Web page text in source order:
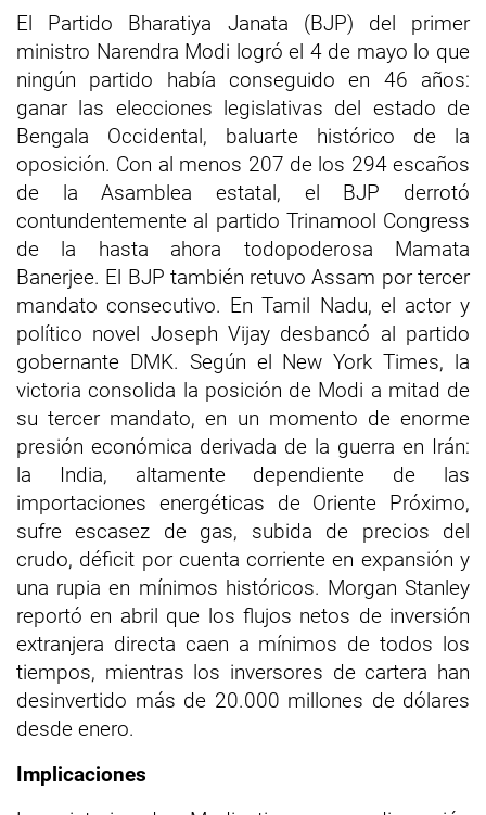
El Partido Bharatiya Janata (BJP) del primer
ministro Narendra Modi logró el 4 de mayo lo que
ningún partido había conseguido en 46 años:
ganar las elecciones legislativas del estado de
Bengala Occidental, baluarte histórico de la
oposición. Con al menos 207 de los 294 escaños
de la Asamblea estatal, el BJP derrotó
contundentemente al partido Trinamool Congress
de la hasta ahora todopoderosa Mamata
Banerjee. El BJP también retuvo Assam por tercer
mandato consecutivo. En Tamil Nadu, el actor y
político novel Joseph Vijay desbancó al partido
gobernante DMK. Según el New York Times, la
victoria consolida la posición de Modi a mitad de
su tercer mandato, en un momento de enorme
presión económica derivada de la guerra en Irán:
la India, altamente dependiente de las
importaciones energéticas de Oriente Próximo,
sufre escasez de gas, subida de precios del
crudo, déficit por cuenta corriente en expansión y
una rupia en mínimos históricos. Morgan Stanley
reportó en abril que los flujos netos de inversión
extranjera directa caen a mínimos de todos los
tiempos, mientras los inversores de cartera han
desinvertido más de 20.000 millones de dólares
desde enero.
Implicaciones